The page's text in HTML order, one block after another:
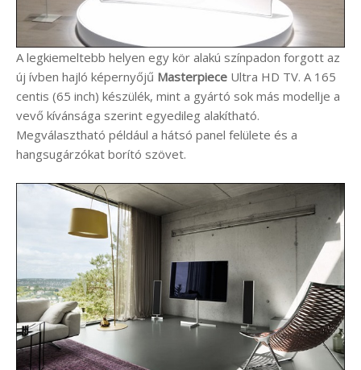
A legkiemeltebb helyen egy kör alakú színpadon forgott az
új ívben hajló képernyőjű Masterpiece Ultra HD TV. A 165
centis (65 inch) készülék, mint a gyártó sok más modellje a
vevő kívánsága szerint egyedileg alakítható.
Megválasztható például a hátsó panel felülete és a
hangsugárzókat borító szövet.